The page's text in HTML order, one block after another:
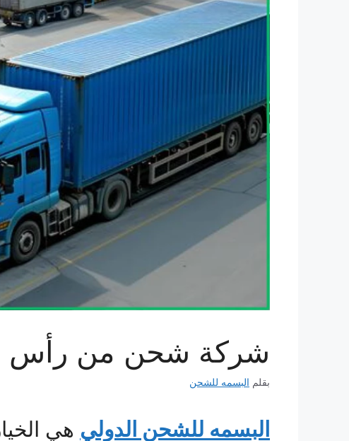
شركة شحن من رأس الخيمة
بقلم البسمه للشحن
البسمه للشحن الدولي هي